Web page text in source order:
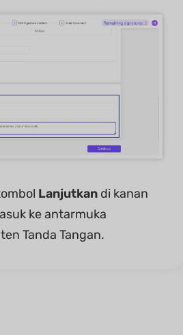
Lanjutkan di kanan
ke antarmuka
Tanda Tangan.